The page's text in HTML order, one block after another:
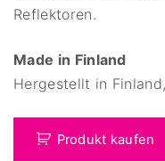
Reflektoren.
Made in Finland
Hergestellt in
Produkt kaufen